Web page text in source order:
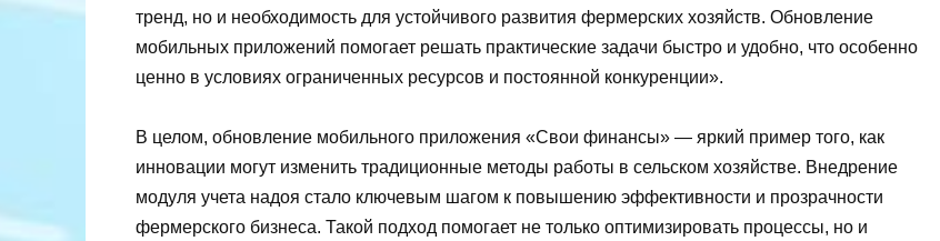
тренд, но и необходимость для устойчивого развития фермерских хозяйств. Обновление
мобильных приложений помогает решать практические задачи быстро и удобно, что особенно
ценно в условиях ограниченных ресурсов и постоянной конкуренции».
В целом, обновление мобильного приложения «Свои финансы» — яркий пример того, как
инновации могут изменить традиционные методы работы в сельском хозяйстве. Внедрение
модуля учета надоя стало ключевым шагом к повышению эффективности и прозрачности
фермерского бизнеса. Такой подход помогает не только оптимизировать процессы, но и